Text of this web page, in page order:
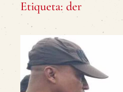
Etiqueta: der